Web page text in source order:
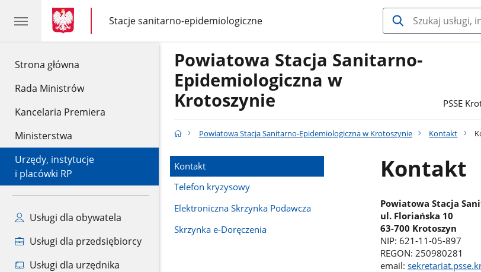
Strona główna
Rada Ministrów
Kancelaria Premiera
Ministerstwa
Urzędy, instytucje
i placówki RP
Usługi dla obywatela
Usługi dla przedsiębiorcy
Usługi dla urzędnika
gov.pl
gov.pl
Stacje sanitarno-epidemiologiczne
gov.pl
Stacje
sanitarno-
epidemiologiczne
Powiatowa Stacja Sanitarno-
Epidemiologiczna w
Krotoszynie
PSSE
Powiatowa Stacja Sanitarno-Epidemiologiczna w Krotoszynie Kontakt
Kontakt
Telefon kryzysowy
Elektroniczna Skrzynka Podawcza
Skrzynka e-Doręczenia
Kontakt
Powiatowa Stacja
ul. Floriańska 10
63-700 Krotoszyn
NIP: 621-11-05-897
REGON: 250980281
email: